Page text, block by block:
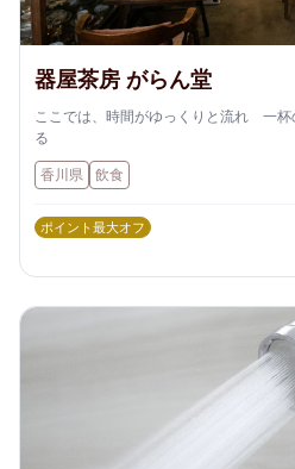
器屋茶房 がらん堂
ここでは、時間がゆっくりと流れ 一杯
る
香川県 飲食
ポイント最大オフ